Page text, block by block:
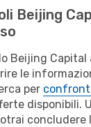
Beijing
Beijing Capital
le
per
disponibili.
concludere